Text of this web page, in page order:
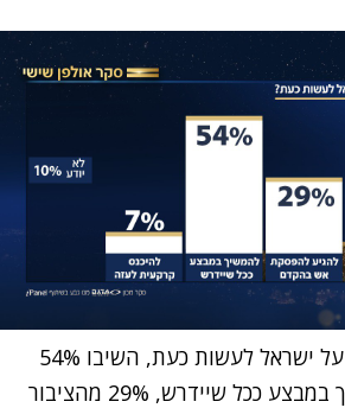
לשאלה מה לדעתך על ישראל לעשות כעת, השיבו 54%
מהציבור יש להמשיך במבצע ככל שיידרש, 29% מהציבור